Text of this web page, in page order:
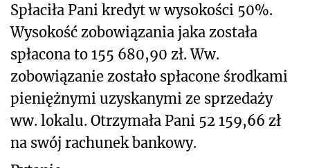
Spłaciła Pani kredyt w wysokości 50%.
Wysokość zobowiązania jaka została
spłacona to 155 680,90 zł.Ww.
zobowiązanie zostało spłacone środkami
pieniężnymi uzyskanymi ze sprzedaży
ww. lokalu. Otrzymała Pani 52 159,66 zł
na swój rachunek bankowy.